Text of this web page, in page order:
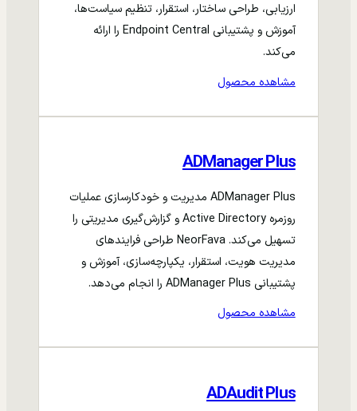
ارزیابی، طراحی ساختار، استقرار، تنظیم سیاست‌ها،
آموزش و پشتیبانی Endpoint Central را ارائه
می‌کند.
مشاهده محصول
ADManager Plus
ADManager Plus مدیریت و خودکارسازی عملیات
روزمره Active Directory و گزارش‌گیری مدیریتی را
تسهیل می‌کند. NeorFava طراحی فرایندهای
مدیریت هویت، استقرار، یکپارچه‌سازی، آموزش و
پشتیبانی ADManager Plus را انجام می‌دهد.
مشاهده محصول
ADAudit Plus